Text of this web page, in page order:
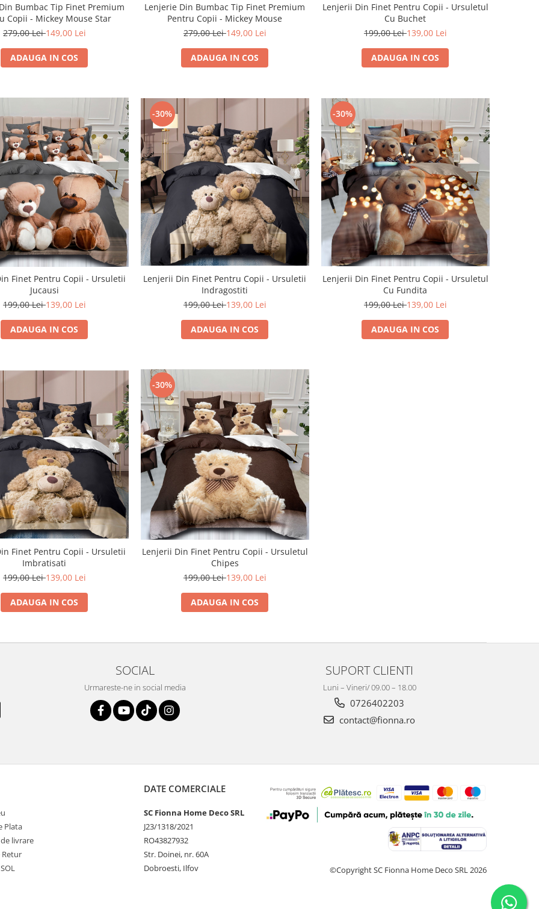
Bumbac Tip Finet Premium
Copii - Mickey Mouse Star
279,00 Lei149,00 Lei
ADAUGA IN COS
Lenjerie Din Bumbac Tip Finet Premium
Pentru Copii - Mickey Mouse
279,00 Lei149,00 Lei
ADAUGA IN COS
Lenjerii Din Finet Pentru Copii - Ursuletul
Cu Buchet
199,00 Lei139,00 Lei
ADAUGA IN COS
Finet Pentru Copii - Ursuletii
Jucausi
199,00 Lei139,00 Lei
ADAUGA IN COS
-30%
Lenjerii Din Finet Pentru Copii - Ursuletii
Indragostiti
199,00 Lei139,00 Lei
ADAUGA IN COS
-30%
Lenjerii Din Finet Pentru Copii - Ursuletul
Cu Fundita
199,00 Lei139,00 Lei
ADAUGA IN COS
Finet Pentru Copii - Ursuletii
Imbratisati
199,00 Lei139,00 Lei
ADAUGA IN COS
-30%
Lenjerii Din Finet Pentru Copii - Ursuletul
Chipes
199,00 Lei139,00 Lei
ADAUGA IN COS
SOCIAL
Urmareste-ne in social media
SUPORT CLIENTI
Luni – Vineri/ 09.00 – 18.00
0726402203
contact@fionna.ro
Plata
livrare
Retur
DATE COMERCIALE
SC Fionna Home Deco SRL
J23/1318/2021
RO43827932
Str. Doinei, nr. 60A
Dobroesti, Ilfov
©Copyright SC Fionna Home Deco SRL 2026